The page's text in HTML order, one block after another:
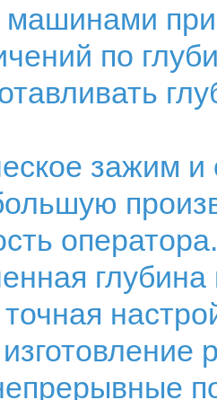
при
по
зажим и
оператора.
глубина